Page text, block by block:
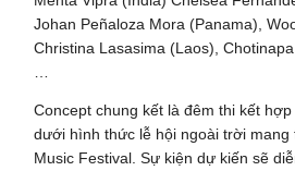
Johan Peñaloza Mora (Panama),
Christina Lasasima (Laos),
Concept chung kết là đêm thi kết
dưới hình thức lễ hội ngoài trời mang
Music Festival. Sự kiện dự kiến sẽ